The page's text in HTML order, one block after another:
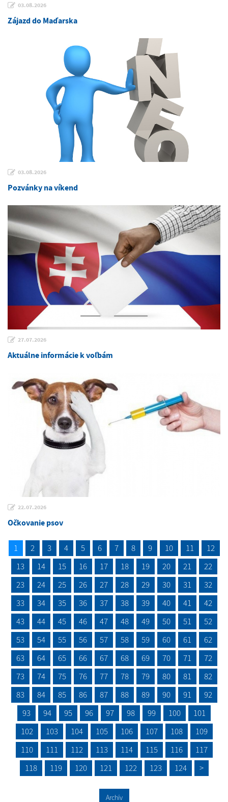
03.08.2026
Zájazd do Maďarska
03.08.2026
Pozvánky na víkend
27.07.2026
Aktuálne informácie k voľbám
22.07.2026
Očkovanie psov
1 2 3 4 5 6 7 8 9 10 11
12
13
14 15 16 17 18 19 20 21
22
23
24 25 26 27 28 29 30 31
32
33
34 35 36 37 38 39 40 41
42
43
44 45 46 47 48 49 50 51
52
53
54 55 56 57 58 59 60 61
62
63
64 65 66 67 68 69 70 71
72
73
74 75 76 77 78 79 80 81
82
83
84 85 86 87 88 89 90 91
92
93
94 95 96 97 98 99 100
101
102
103 104 105 106 107 108
109
110
111 112 113 114 115 116
117
118
119 120 121 122 123 124 >
Archív